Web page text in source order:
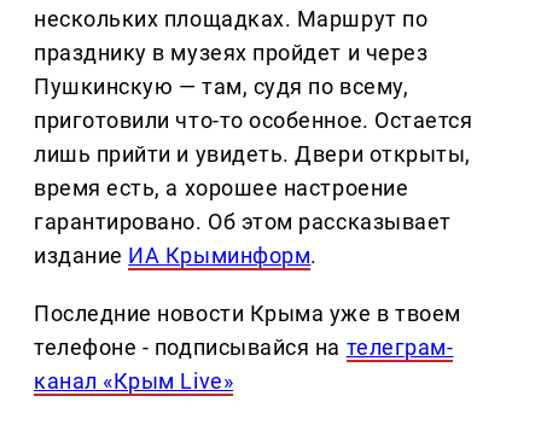
нескольких площадках. Маршрут по
празднику в музеях пройдет и через
Пушкинскую — там, судя по всему,
приготовили что-то особенное. Остается
лишь прийти и увидеть. Двери открыты,
время есть, а хорошее настроение
гарантировано. Об этом рассказывает
издание ИА Крыминформ.
Последние новости Крыма уже в твоем
телефоне - подписывайся на телеграм-
канал «Крым Live»